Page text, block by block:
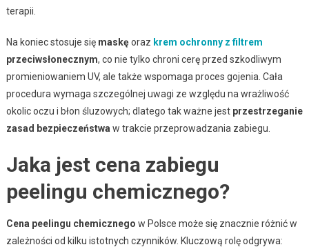
terapii.
Na koniec stosuje się maskęoraz krem ochronny z filtrem
przeciwsłonecznym, co nie tylko chroni cerę przed szkodliwym
promieniowaniem UV, ale także wspomaga proces gojenia. Cała
procedura wymaga szczególnej uwagi ze względu na wrażliwość
okolic oczu i błon śluzowych; dlatego tak ważne jest przestrzeganie
zasad bezpieczeństwa w trakcie przeprowadzania zabiegu.
Jaka jest cena zabiegu
peelingu chemicznego?
Cena peelingu chemicznego w Polsce może się znacznie różnić w
zależności od kilku istotnych czynników. Kluczową rolę odgrywa: